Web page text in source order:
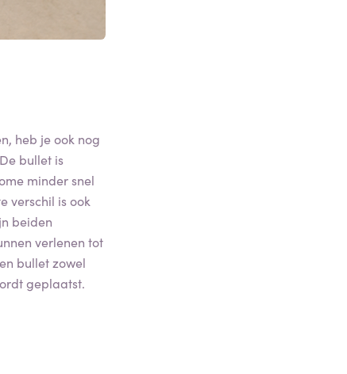
heb je ook nog
bullet is
minder snel
verschil is ook
beiden
verlenen tot
bullet zowel
geplaatst.